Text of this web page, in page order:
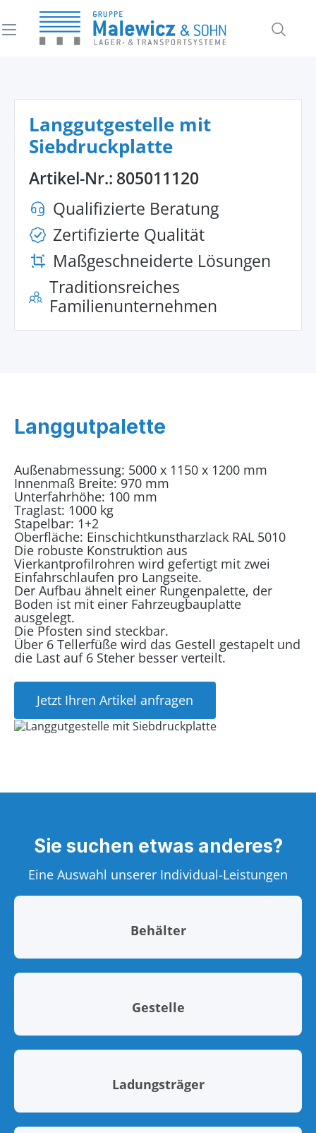
springen
Langgutgestelle mit
Siebdruckplatte
Artikel-Nr.: 805011120
Qualifizierte Beratung
Zertifizierte Qualität
Maßgeschneiderte Lösungen
Traditionsreiches
Familienunternehmen
Langgutpalette
Außenabmessung: 5000 x 1150 x 1200 mm
Innenmaß Breite: 970 mm
Unterfahrhöhe: 100 mm
Traglast: 1000 kg
Stapelbar: 1+2
Oberfläche: Einschichtkunstharzlack RAL 5010
Die robuste Konstruktion aus
Vierkantprofilrohren wird gefertigt mit zwei
Einfahrschlaufen pro Langseite.
Der Aufbau ähnelt einer Rungenpalette, der
Boden ist mit einer Fahrzeugbauplatte
ausgelegt.
Die Pfosten sind steckbar.
Über 6 Tellerfüße wird das Gestell gestapelt und
die Last auf 6 Steher besser verteilt.
Jetzt Ihren Artikel anfragen
Sie suchen etwas anderes?
Eine Auswahl unserer Individual-Leistungen
Behälter
Gestelle
Ladungsträger